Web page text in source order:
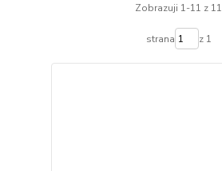
Zobrazuji 1-11 z 11
strana z 1